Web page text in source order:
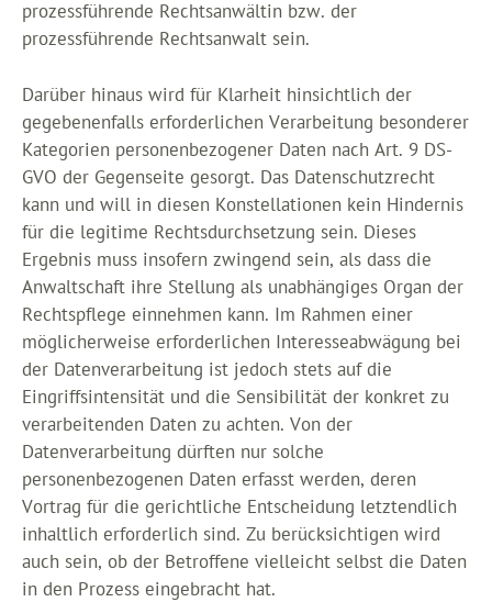
prozessführende Rechtsanwältin bzw. der
prozessführende Rechtsanwalt sein.
Darüber hinaus wird für Klarheit hinsichtlich der
gegebenenfalls erforderlichen Verarbeitung besonderer
Kategorien personenbezogener Daten nach Art. 9 DS-
GVO der Gegenseite gesorgt. Das Datenschutzrecht
kann und will in diesen Konstellationen kein Hindernis
für die legitime Rechtsdurchsetzung sein. Dieses
Ergebnis muss insofern zwingend sein, als dass die
Anwaltschaft ihre Stellung als unabhängiges Organ der
Rechtspflege einnehmen kann. Im Rahmen einer
möglicherweise erforderlichen Interesseabwägung bei
der Datenverarbeitung ist jedoch stets auf die
Eingriffsintensität und die Sensibilität der konkret zu
verarbeitenden Daten zu achten. Von der
Datenverarbeitung dürften nur solche
personenbezogenen Daten erfasst werden, deren
Vortrag für die gerichtliche Entscheidung letztendlich
inhaltlich erforderlich sind. Zu berücksichtigen wird
auch sein, ob der Betroffene vielleicht selbst die Daten
in den Prozess eingebracht hat.